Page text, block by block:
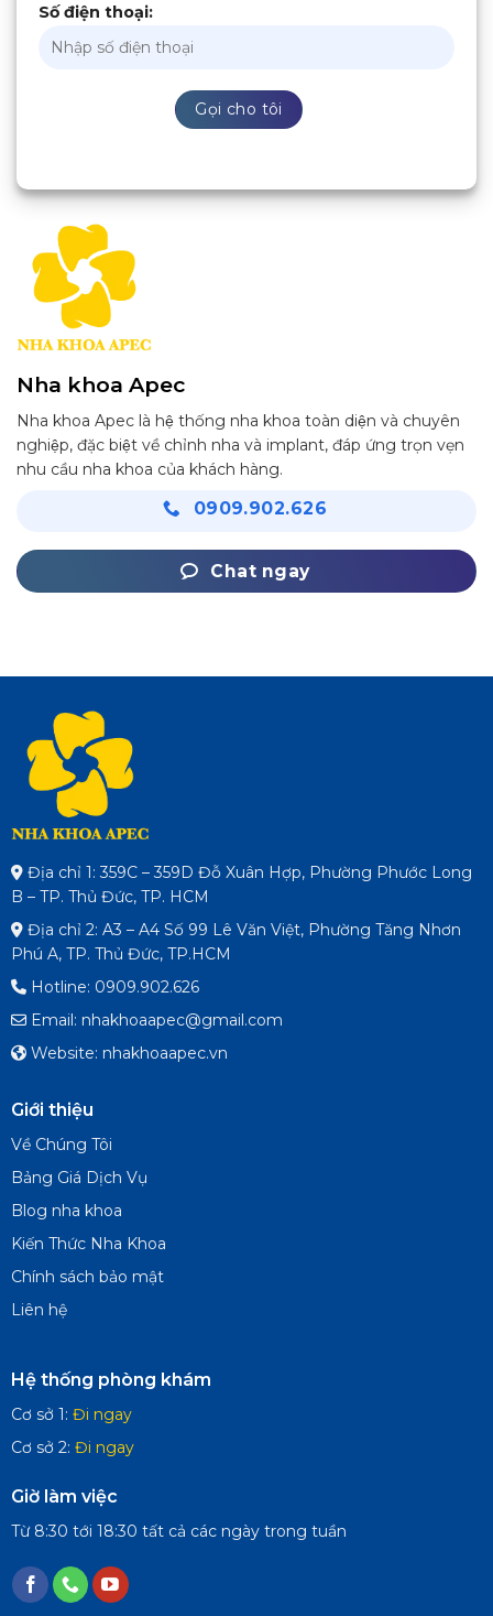
Số điện thoại:
Nha khoa Apec
Nha khoa Apec là hệ thống nha khoa toàn diện và chuyên
nghiệp, đặc biệt về chỉnh nha và implant, đáp ứng trọn vẹn
nhu cầu nha khoa của khách hàng.
0909.902.626
Chat ngay
Địa chỉ 1: 359C – 359D Đỗ Xuân Hợp, Phường Phước Long
B – TP. Thủ Đức, TP. HCM
Địa chỉ 2: A3 – A4 Số 99 Lê Văn Việt, Phường Tăng Nhơn
Phú A, TP. Thủ Đức, TP.HCM
Hotline: 0909.902.626
Email: nhakhoaapec@gmail.com
Website: nhakhoaapec.vn
Giới thiệu
Về Chúng Tôi
Bảng Giá Dịch Vụ
Blog nha khoa
Kiến Thức Nha Khoa
Chính sách bảo mật
Liên hệ
Hệ thống phòng khám
Cơ sở 1: Đi ngay
Cơ sở 2: Đi ngay
Giờ làm việc
Từ 8:30 tới 18:30 tất cả các ngày trong tuần